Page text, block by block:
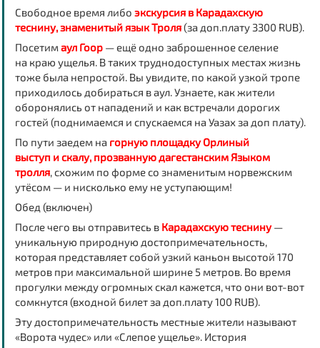
Свободное время либо экскурсия в Карадахскую
теснину, знаменитый язык Троля(за доп.плату 3300 RUB).
Посетимаул Гоор— ещё одно заброшенное селение
на краю ущелья. В таких труднодоступных местах жизнь
тоже была непростой. Вы увидите, по какой узкой тропе
приходилось добираться в аул. Узнаете, как жители
оборонялись от нападений и как встречали дорогих
гостей (поднимаемся и спускаемся на Уазах за доп плату).
По пути заедем на горную площадку Орлиный
выступ и скалу, прозванную дагестанским Языком
тролля, схожим по форме со знаменитым норвежским
утёсом — и нисколько ему не уступающим!
Обед (включен)
После чего вы отправитесь в Карадахскую теснину—
уникальную природную достопримечательность,
которая представляет собой узкий каньон высотой 170
метров при максимальной ширине 5 метров. Во время
прогулки между огромных скал кажется, что они вот-вот
сомкнутся (входной билет за доп.плату 100 RUB).
Эту достопримечательность местные жители называют
«Ворота чудес» или «Слепое ущелье». История